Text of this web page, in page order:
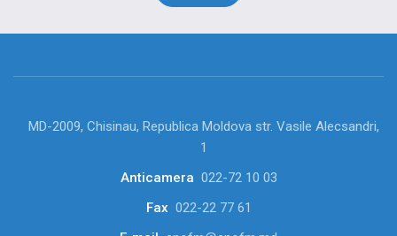
MD-2009, Chisinau, Republica Moldova str. Vasile Alecsandri,
1
Anticamera 022-72 10 03
Fax 022-22 77 61